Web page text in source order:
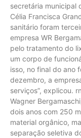
secretária municipal
Célia Francisca
sanitário foram
empresa WR
pelo tratamento do
um corpo de
isso, no final do ano
dezembro, a
serviços”, explicou.
Wagner
dois anos com 250
material orgânico,
separação seletiva